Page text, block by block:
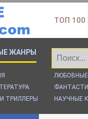
ТОП 100
ТРИЛЛЕРЫ
НАУЧНЫЕ